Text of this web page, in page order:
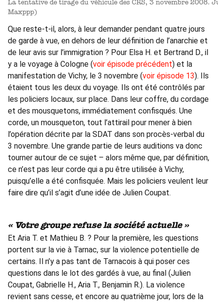
La tentative de tirage du véhicule des CRS, 3 novembre 2008. Julien Coupat n’apparaît pas sur cette image. (Crédit:
Maxppp)
Que reste-t-il, alors, à leur demander pendant quatre jours
de garde à vue, en dehors de leur définition de l’anarchie et
de leur avis sur l’immigration ? Pour Elsa H. et Bertrand D., il
y a le voyage à Cologne (voir épisode précédent) et la
manifestation de Vichy, le 3 novembre (voir épisode 13). Ils
étaient tous les deux du voyage. Ils ont été contrôlés par
les policiers locaux, sur place. Dans leur coffre, du cordage
et des mousquetons, immédiatement confisqués. Une
corde, un mousqueton, tout l’attirail pour mener à bien
l’opération décrite par la SDAT dans son procès-verbal du
3 novembre. Une grande partie de leurs auditions va donc
tourner autour de ce sujet – alors même que, par définition,
ce n’est pas leur corde qui a pu être utilisée à Vichy,
puisqu’elle a été confisquée. Mais les policiers veulent leur
faire dire qu’il s’agit d’une idée de Julien Coupat.
« Votre groupe refuse la société actuelle »
Et Aria T. et Mathieu B. ? Pour la première, les questions
portent sur la vie à Tarnac, sur la violence potentielle de
certains. Il n’y a pas tant de Tarnacois à qui poser ces
questions dans le lot des gardés à vue, au final (Julien
Coupat, Gabrielle H., Aria T., Benjamin R.). La violence
revient sans cesse, et encore au quatrième jour, lors de la